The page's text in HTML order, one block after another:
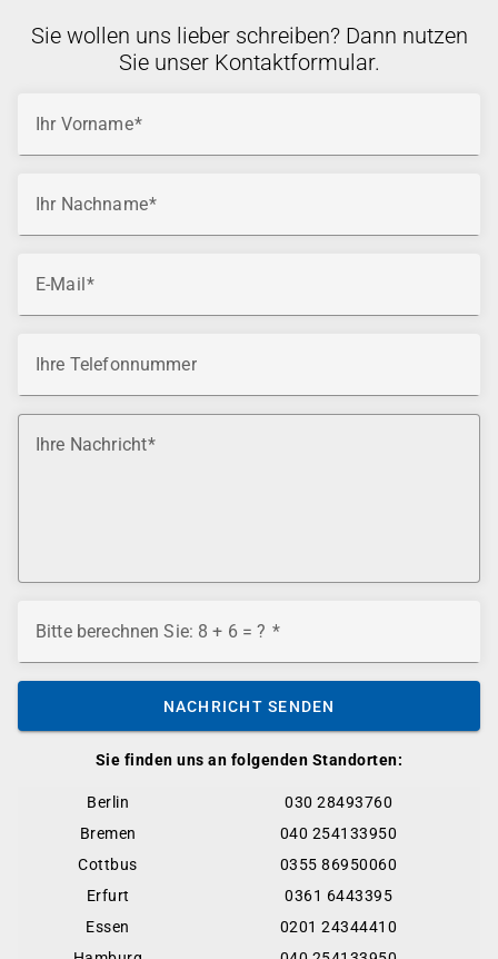
Sie finden uns an folgenden Standorten:
Berlin
030 28493760
Bremen
040 254133950
Cottbus
0355 86950060
Erfurt
0361 6443395
Essen
0201 24344410
Sie wollen uns lieber schreiben? Dann nutzen
Sie unser Kontaktformular.
Ihr Vorname
Ihr Nachname
E-Mail
Ihre Telefonnummer
Ihre Nachricht
Bitte berechnen Sie: 8 + 6 = ?
NACHRICHT SENDEN